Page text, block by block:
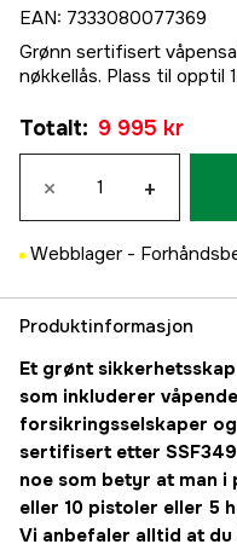
EAN: 7333080077369
Grønn sertifisert
nøkkellås. Plass til opptil
Totalt: 9 995 kr
× +
Webblager -
Produktinformasjon
Et grønt
som inkluderer
forsikringsselskaper
sertifisert etter
noe som betyr at man
eller 10 pistoler eller 5
Vi anbefaler alltid at